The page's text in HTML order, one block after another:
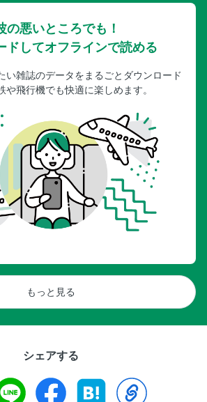
の悪いところでも！
ドしてオフラインで読める
い雑誌のデータをまるごとダウンロード
や飛行機でも快適に楽しめます。
もっと見る
シェアする